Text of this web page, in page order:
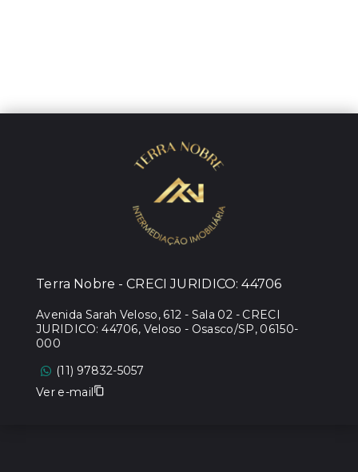
Terra Nobre - CRECI JURIDICO: 44706
Avenida Sarah Veloso, 612 - Sala 02 - CRECI
JURIDICO: 44706, Veloso - Osasco/SP, 06150-
000
(11) 97832-5057
Ver e-mail